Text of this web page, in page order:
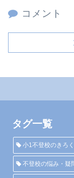
コメント
タグ一覧
小1不登校のきろく
不登校の悩み・疑